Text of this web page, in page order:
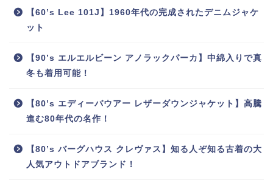
【60’s Lee 101J】1960年代の完成されたデニムジャケ
ット
【90’s エルエルビーン アノラックパーカ】中綿入りで真
冬も着用可能！
【80’s エディーバウアー レザーダウンジャケット】高騰
進む80年代の名作！
【80’s バーグハウス クレヴァス】知る人ぞ知る古着の大
人気アウトドアブランド！